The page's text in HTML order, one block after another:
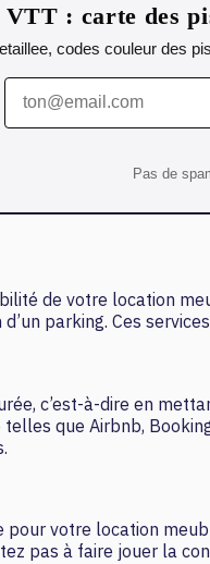
VTT : carte des
codes couleur des
Pas de
de votre location
parking. Ces
c’est-à-dire en
que Airbnb,
pour votre location
pas à faire jouer la